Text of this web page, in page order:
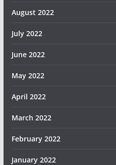
August 2022
July 2022
June 2022
May 2022
April 2022
March 2022
February 2022
January 2022